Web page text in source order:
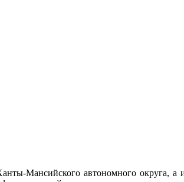
Мансийского автономного округа,